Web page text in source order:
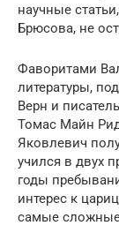
научные
Брюсова, не
Фаворитами
литературы,
Верн и
Томас Майн
Яковлевич
учился в двух
годы
интерес к
самые сложные